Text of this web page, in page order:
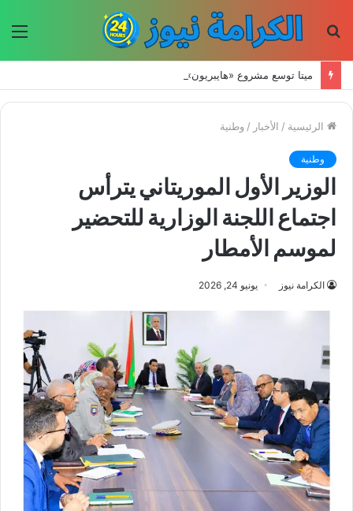
الرئيسية / الأخبار / وطنية
وطنية
الوزير الأول الموريتاني يترأس
اجتماع اللجنة الوزارية للتحضير
لموسم الأمطار
الكرامة نيوز يونيو 24, 2026